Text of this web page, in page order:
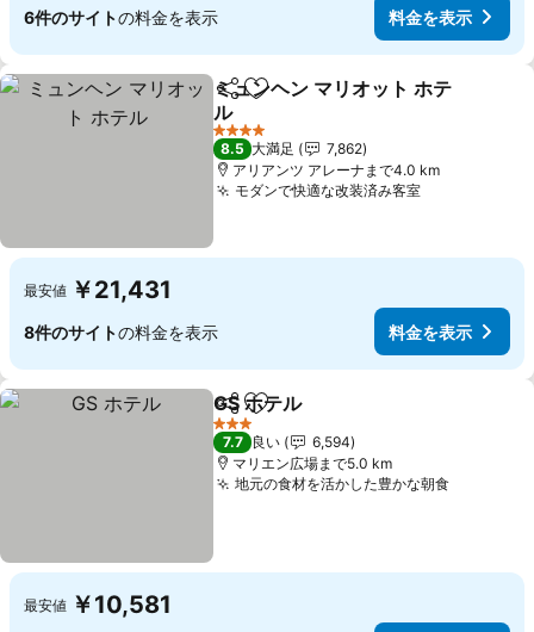
6件のサイトの料金を表示 料金を表示
シェアお気に入りに追加
ミュンヘン マリオット ホテ
ル
料金を表示
4 ホテルのランク
8.5 大満足
7,862
アリアンツ アレーナまで4.0 km
モダンで快適な改装済み客室料金を表示
最安値 ￥21,431
8件のサイトの料金を表示 料金を表示
シェアお気に入りに追加
GS ホテル
3 ホテルのランク
7.7 良い
6,594
マリエン広場まで5.0 km
地元の食材を活かした豊かな朝食料金を表
最安値 ￥10,581